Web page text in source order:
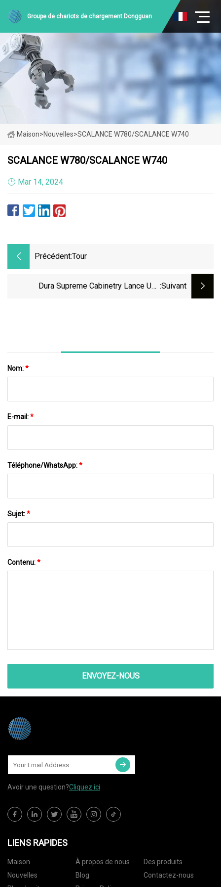
Groupe de chariots de chargement Dongguan
Maison>Nouvelles>SCALANCE W780/SCALANCE W740
SCALANCE W780/SCALANCE W740
Mar 14, 2024
Précédent:Tour
Dura Supreme Cabinetry Lance Une :suivant
Nom:*
E-mail:*
Téléphone/WhatsApp:*
Sujet:*
Contenu:*
ENVOYEZ-NOUS
Avoir une question?Cliquez ici
LIENS RAPIDES
Maison À propos de nous
Des produits
Nouvelles
Blog
Contactez-nous